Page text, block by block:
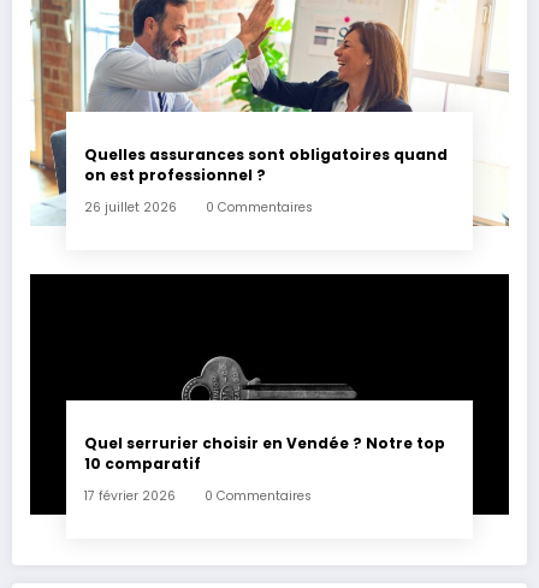
Quelles assurances sont obligatoires quand
on est professionnel ?
26 juillet 2026 0 Commentaires
Quel serrurier choisir en Vendée ? Notre top
10 comparatif
17 février 2026 0 Commentaires